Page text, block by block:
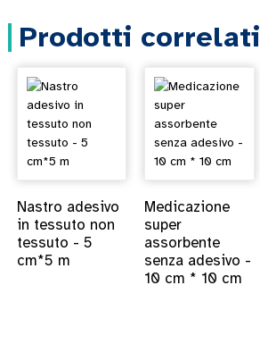
Prodotti correlati
Nastro adesivo
in tessuto non
tessuto - 5
cm*5 m
Medicazione
super
assorbente
senza adesivo -
10 cm * 10 cm